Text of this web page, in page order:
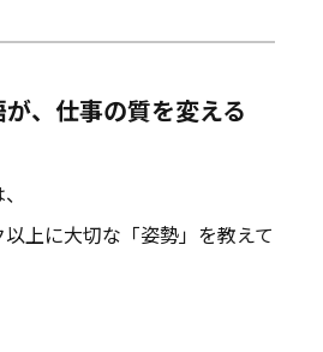
、仕事の質を変える
上に大切な「姿勢」を教えて